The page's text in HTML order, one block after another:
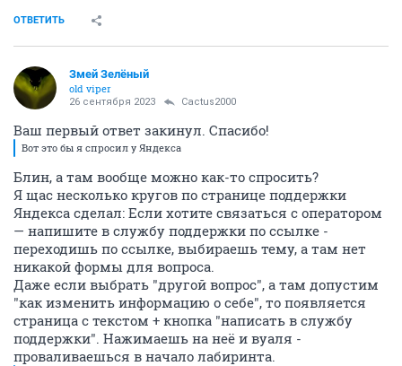
ОТВЕТИТЬ
Змей Зелёный
old viper
26 сентября 2023 Cactus2000
Ваш первый ответ закинул. Спасибо!
Вот это бы я спросил у Яндекса
Блин, а там вообще можно как-то спросить?
Я щас несколько кругов по странице поддержки
Яндекса сделал: Если хотите связаться с оператором
— напишите в службу поддержки по ссылке -
переходишь по ссылке, выбираешь тему, а там нет
никакой формы для вопроса.
Даже если выбрать "другой вопрос", а там допустим
"как изменить информацию о себе", то появляется
страница с текстом + кнопка "написать в службу
поддержки". Нажимаешь на неё и вуаля -
проваливаешься в начало лабиринта.